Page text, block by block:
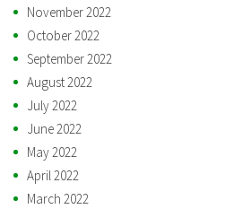
November 2022
October 2022
September 2022
August 2022
July 2022
June 2022
May 2022
April 2022
March 2022